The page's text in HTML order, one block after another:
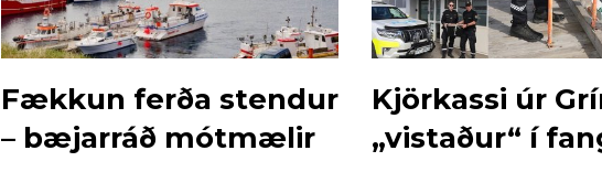
Fækkun ferða stendur
– bæjarráð mótmælir
Kjörkassi úr
„vistaður“ í